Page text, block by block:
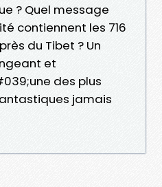
? Quel message
contiennent les 716
du Tibet ? Un
et
des plus
jamais